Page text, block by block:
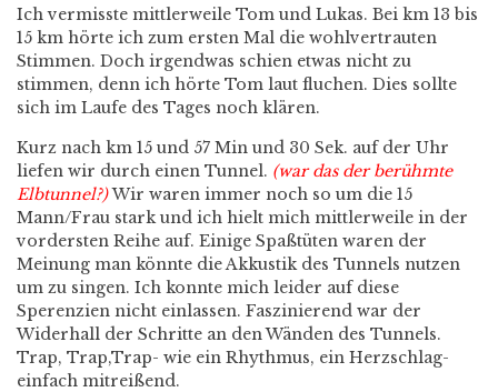
Ich vermisste mittlerweile Tom und Lukas. Bei km 13 bis
15 km hörte ich zum ersten Mal die wohlvertrauten
Stimmen. Doch irgendwas schien etwas nicht zu
stimmen, denn ich hörte Tom laut fluchen. Dies sollte
sich im Laufe des Tages noch klären.
Kurz nach km 15 und 57 Min und 30 Sek. auf der Uhr
liefen wir durch einen Tunnel. (war das der berühmte
Elbtunnel?)Wir waren immer noch so um die 15
Mann/Frau stark und ich hielt mich mittlerweile in der
vordersten Reihe auf. Einige Spaßtüten waren der
Meinung man könnte die Akkustik des Tunnels nutzen
um zu singen. Ich konnte mich leider auf diese
Sperenzien nicht einlassen. Faszinierend war der
Widerhall der Schritte an den Wänden des Tunnels.
Trap, Trap,Trap- wie ein Rhythmus, ein Herzschlag-
einfach mitreißend.